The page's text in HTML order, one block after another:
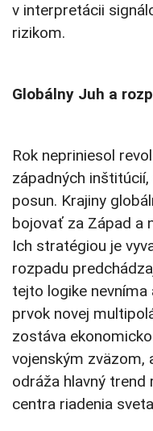
v interpretácii
rizikom.
Globálny Juh a
Rok nepriniesol
západných
posun. Krajiny
bojovať za Západ a
Ich stratégiou je
rozpadu
tejto logike nevníma
prvok novej
zostáva
vojenským zväzom,
odráža hlavný trend
centra riadenia